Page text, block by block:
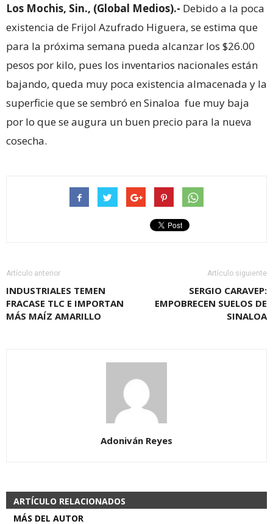
Los Mochis, Sin., (Global Medios).- Debido a la poca
existencia de Frijol Azufrado Higuera, se estima que
para la próxima semana pueda alcanzar los $26.00
pesos por kilo, pues los inventarios nacionales están
bajando, queda muy poca existencia almacenada y la
superficie que se sembró en Sinaloa fue muy baja
por lo que se augura un buen precio para la nueva
cosecha.
Artículo anterior
INDUSTRIALES TEMEN
FRACASE TLC E IMPORTAN
MÁS MAÍZ AMARILLO
Artículo siguiente
SERGIO CARAVEP:
EMPOBRECEN SUELOS DE
SINALOA
Adoniván Reyes
ARTÍCULO RELACIONADOS
MÁS DEL AUTOR